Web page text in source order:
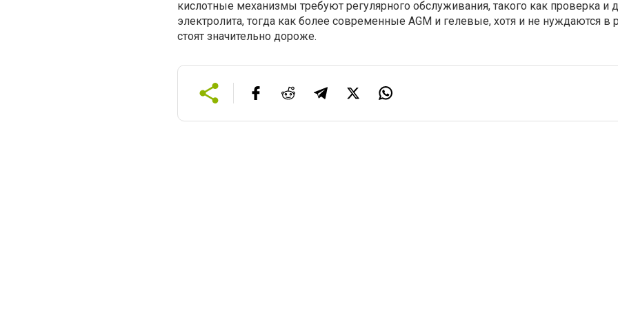
кислотные механизмы требуют регулярного обслуживания, такого как проверка и
электролита, тогда как более современные AGM и гелевые, хотя и не нуждаются в
стоят значительно дороже.